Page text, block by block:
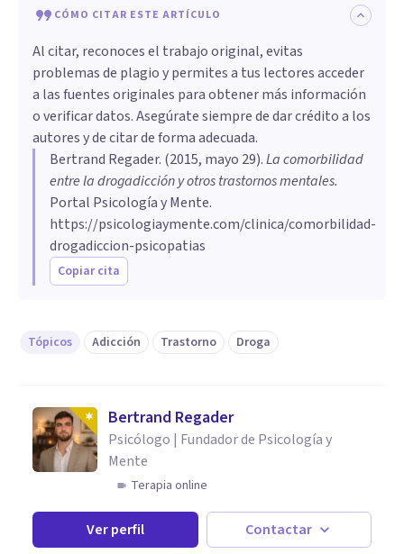
CÓMO CITAR ESTE ARTÍCULO
Al citar, reconoces el trabajo original, evitas
problemas de plagio y permites a tus lectores acceder
a las fuentes originales para obtener más información
o verificar datos. Asegúrate siempre de dar crédito a los
autores y de citar de forma adecuada.
Bertrand Regader. (2015, mayo 29).La comorbilidad
entre la drogadicción y otros trastornos mentales.
Portal Psicología y Mente.
https://psicologiaymente.com/clinica/comorbilidad-
drogadiccion-psicopatias
Copiar cita
Tópicos Adicción Trastorno Droga
Bertrand Regader
Psicólogo | Fundador de Psicología y
Mente
Terapia online
Ver perfil Contactar